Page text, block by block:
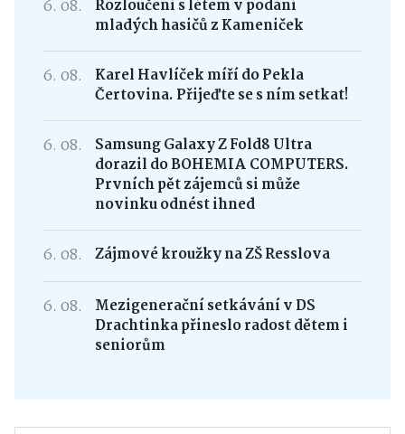
6. 08.
Rozloučení s létem v podání
mladých hasičů z Kameniček
6. 08.
Karel Havlíček míří do Pekla
Čertovina. Přijeďte se s ním setkat!
6. 08.
Samsung Galaxy Z Fold8 Ultra
dorazil do BOHEMIA COMPUTERS.
Prvních pět zájemců si může
novinku odnést ihned
6. 08. Zájmové kroužky na ZŠ Resslova
6. 08.
Mezigenerační setkávání v DS
Drachtinka přineslo radost dětem i
seniorům